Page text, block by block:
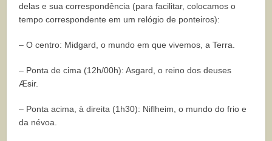
delas e sua correspondência (para facilitar, colocamos o
tempo correspondente em um relógio de ponteiros):
– O centro: Midgard, o mundo em que vivemos, a Terra.
– Ponta de cima (12h/00h): Asgard, o reino dos deuses
Æsir.
– Ponta acima, à direita (1h30): Niflheim, o mundo do frio e
da névoa.